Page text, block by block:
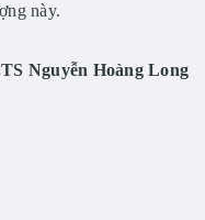
này.
Nguyễn Hoàng Long